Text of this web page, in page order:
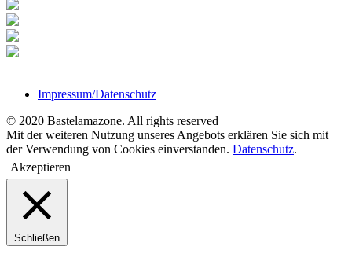
Impressum/Datenschutz
© 2020 Bastelamazone. All rights reserved
Mit der weiteren Nutzung unseres Angebots erklären Sie sich mit
der Verwendung von Cookies einverstanden. Datenschutz.
Akzeptieren
Schließen